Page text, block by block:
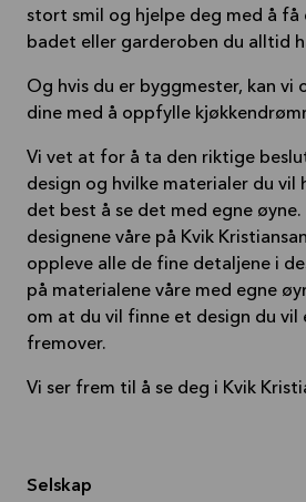
stort smil og hjelpe deg med å få
badet eller garderoben du alltid
Og hvis du er byggmester, kan vi
dine med å oppfylle
Vi vet at for å ta den riktige
design og hvilke materialer du vil
det best å se det med egne
designene våre på Kvik
oppleve alle de fine detaljene i
på materialene våre med egne
om at du vil finne et design du vil
fremover.
Vi ser frem til å se deg i Kvik
Selskap